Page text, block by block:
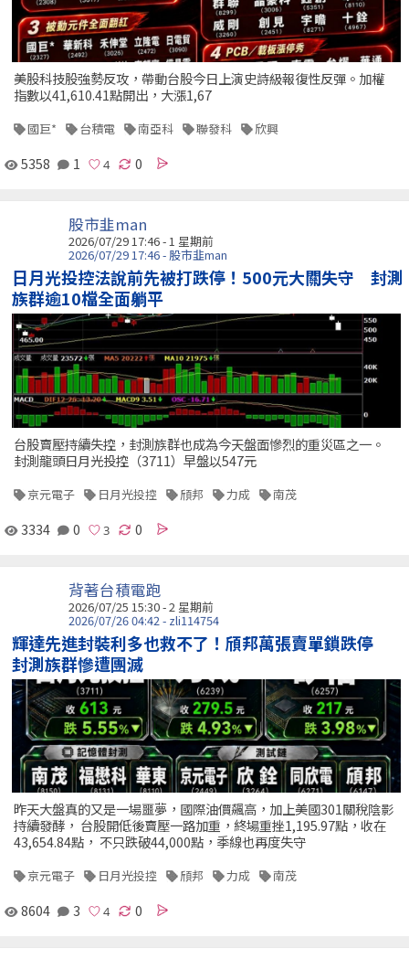
美股科技股強勢反攻，帶動台股今日上演史詩級報復性反彈。加權
指數以41,610.41點開出，大漲1,67
國巨* 台積電 南亞科 聯發科 欣興
5358 1 0
股市韭man
2026/07/29 17:46 - 1 星期前
2026/07/29 17:46 - 股市韭man
日月光投控法說前先被打跌停！500元大關失守 封測
族群逾10檔全面躺平
台股賣壓持續失控，封測族群也成為今天盤面慘烈的重災區之一。
封測龍頭日月光投控（3711）早盤以547元
京元電子 日月光投控 頎邦 力成 南茂
3334 0 0
背著台積電跑
2026/07/25 15:30 - 2 星期前
2026/07/26 04:42 - zli114754
輝達先進封裝利多也救不了！頎邦萬張賣單鎖跌停
封測族群慘遭團滅
昨天大盤真的又是一場噩夢，國際油價飆高，加上美國301關稅陰影
持續發酵， 台股開低後賣壓一路加重，終場重挫1,195.97點，收在
43,654.84點， 不只跌破44,000點，季線也再度失守
京元電子 日月光投控 頎邦 力成 南茂
8604 3 0